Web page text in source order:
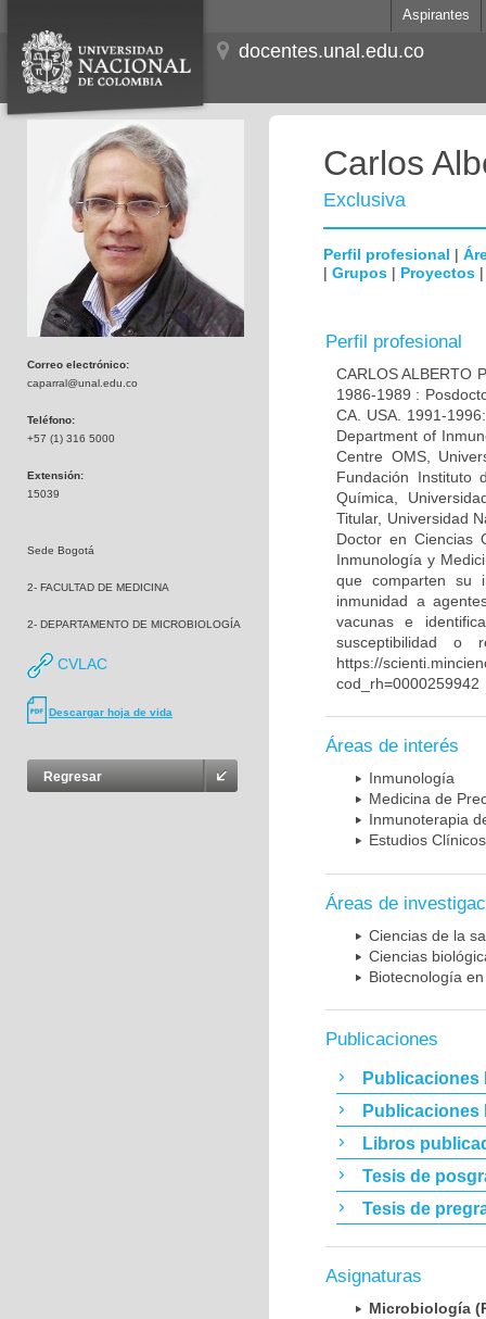
Aspirantes
docentes.unal.edu.co
Correo electrónico:
caparral@unal.edu.co
Teléfono:
+57 (1) 316 5000
Extensión:
15039
Sede Bogotá
2- FACULTAD DE MEDICINA
2- DEPARTAMENTO DE MICROBIOLOGÍA
CVLAC
Descargar hoja de vida
Regresar
Carlos
Exclusiva
Perfil profesional |
| Grupos | Proyectos
Perfil profesional
CARLOS ALBERTO
1986-1989 :
CA. USA. 1991-
Department of
Centre OMS,
Fundación Instituto
Química,
Titular, Universidad
Doctor en Ciencias
Inmunología y
que comparten su
inmunidad a
vacunas e
susceptibilidad o
https://
cod_rh=0000259942
Áreas de interés
Inmunología
Medicina de
Inmunoterapia
Estudios Clínicos
Áreas de
Ciencias de la
Ciencias
Biotecnología
Publicaciones
Publicaciones
Publicaciones
Libros
Tesis de
Tesis de
Asignaturas
Microbiología